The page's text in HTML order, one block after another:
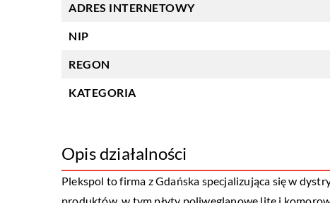
ADRES INTERNETOWY
NIP
REGON
KATEGORIA
Opis działalności
Plekspol to firma z Gdańska specjalizująca się w